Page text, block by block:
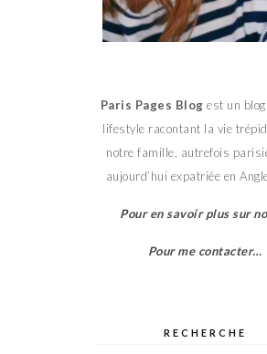
Paris Pages Blog est un
lifestyle racontant la vie
notre famille, autrefois
aujourd’hui expatriée en
Pour en savoir plus sur
Pour me contacter…
RECHERCHE